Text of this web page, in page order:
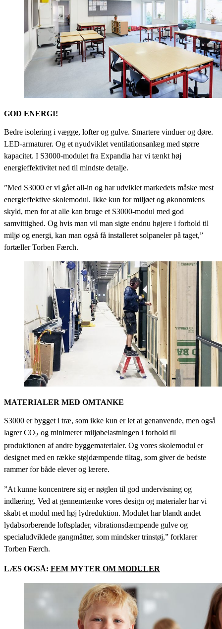
GOD ENERGI!
Bedre isolering i vægge, lofter og gulve. Smartere vinduer og døre.
LED-armaturer. Og et nyudviklet ventilationsanlæg med større
kapacitet. I S3000-modulet fra Expandia har vi tænkt høj
energieffektivitet ned til mindste detalje.
”Med S3000 er vi gået all-in og har udviklet markedets måske mest
energieffektive skolemodul. Ikke kun for miljøet og økonomiens
skyld, men for at alle kan bruge et S3000-modul med god
samvittighed. Og hvis man vil man sigte endnu højere i forhold til
miljø og energi, kan man også få installeret solpaneler på taget,”
fortæller Torben Færch.
MATERIALER MED OMTANKE
S3000 er bygget i træ, som ikke kun er let at genanvende, men også
lagrer CO2 og minimerer miljøbelastningen i forhold til
produktionen af andre byggematerialer. Og vores skolemodul er
designet med en række støjdæmpende tiltag, som giver de bedste
rammer for både elever og lærere.
”At kunne koncentrere sig er nøglen til god undervisning og
indlæring. Ved at gennemtænke vores design og materialer har vi
skabt et modul med høj lydreduktion. Modulet har blandt andet
lydabsorberende loftsplader, vibrationsdæmpende gulve og
specialudviklede gangmåtter, som mindsker trinstøj,” forklarer
Torben Færch.
LÆS OGSÅ: FEM MYTER OM MODULER